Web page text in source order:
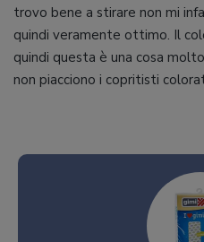
trovo bene a stirare non mi
quindi veramente ottimo. Il
quindi questa è una cosa
non piacciono i copritisti